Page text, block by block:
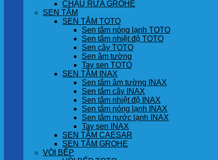
CHẬU RỬA GROHE
SEN TẮM
SEN TẮM TOTO
Sen tắm nóng lạnh TOTO
Sen tắm nhiệt độ TOTO
Sen cây TOTO
Sen âm tường
Tay sen TOTO
SEN TẮM INAX
Sen tắm âm tường INAX
Sen tắm cây INAX
Sen tắm nhiệt độ INAX
Sen tắm nóng lạnh INAX
Sen tắm nước lạnh INAX
Tay sen INAX
SEN TẮM CAESAR
SEN TẮM GROHE
VÒI BẾP